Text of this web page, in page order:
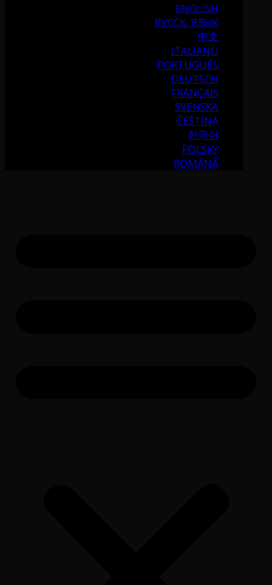
ENGLISH
РУССК. ЯЗЫК
中文
ITALIANO
PORTUGUÉS
DEUTSCH
FRANÇAIS
SVENSKA
ČEŠTINA
한국어
POLSKY
ROMÂNĂ